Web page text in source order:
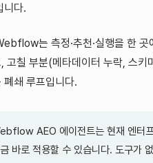
니다.
는 측정·추천·실행을 한 곳
고칠 부분(메타데이터 누락, 스키
폐쇄 루프입니다.
AEO 에이전트는 현재 엔터
바로 적용할 수 있습니다. 도구가